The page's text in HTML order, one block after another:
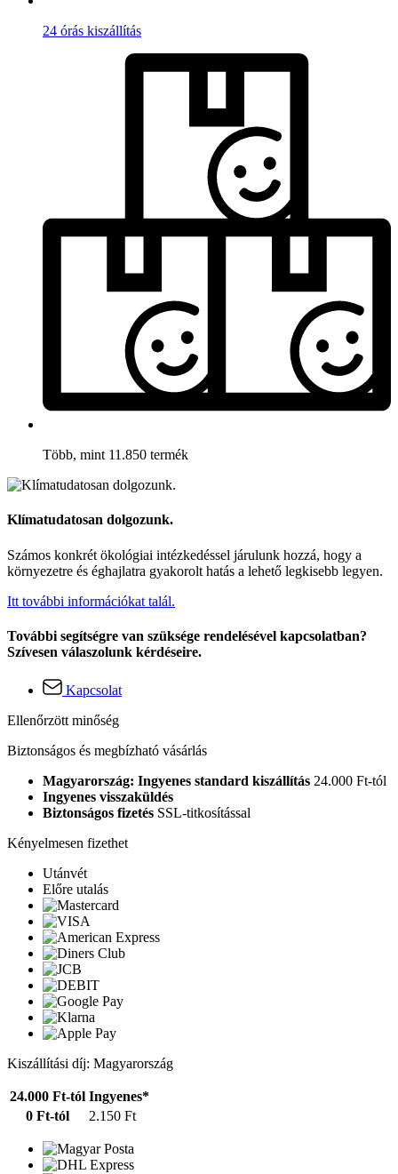
24 órás kiszállítás
Több, mint 11.850 termék
Klímatudatosan dolgozunk.
Számos konkrét ökológiai intézkedéssel járulunk hozzá, hogy a
környezetre és éghajlatra gyakorolt hatás a lehető legkisebb legyen.
Itt további információkat talál.
További segítségre van szüksége rendelésével kapcsolatban?
Szívesen válaszolunk kérdéseire.
Kapcsolat
Ellenőrzött minőség
Biztonságos és megbízható vásárlás
Magyarország: Ingyenes standard kiszállítás 24.000 Ft-tól
Ingyenes visszaküldés
Biztonságos fizetés SSL-titkosítással
Kényelmesen fizethet
Utánvét
Előre utalás
Kiszállítási díj: Magyarország
24.000 Ft-tól Ingyenes*
0 Ft-tól
2.150 Ft